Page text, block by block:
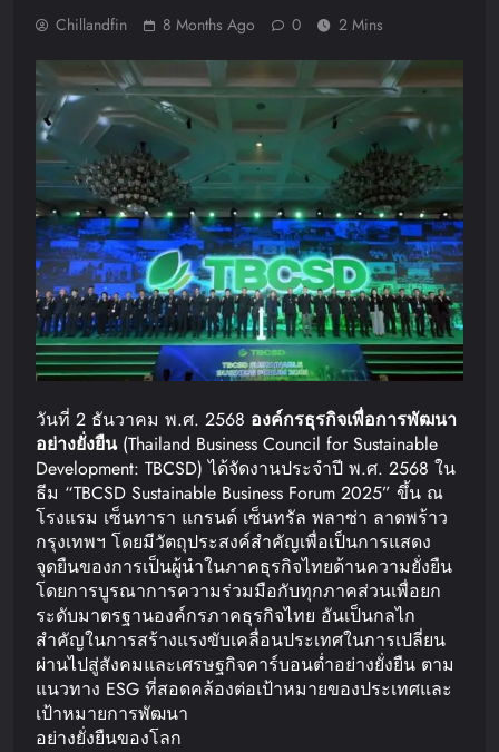
Chillandfin 8 Months Ago 0 2 Mins
วันที่ 2 ธันวาคม พ.ศ. 2568 องค์กรธุรกิจเพื่อการพัฒนา
อย่างยั่งยืน(Thailand Business Council for Sustainable
Development: TBCSD) ได้จัดงานประจำปี พ.ศ. 2568 ใน
ธีม “TBCSD Sustainable Business Forum 2025” ขึ้น ณ
โรงแรม เซ็นทารา แกรนด์ เซ็นทรัล พลาซ่า ลาดพร้าว
กรุงเทพฯ โดยมีวัตถุประสงค์สำคัญเพื่อเป็นการแสดง
จุดยืนของการเป็นผู้นำในภาคธุรกิจไทยด้านความยั่งยืน
โดยการบูรณาการความร่วมมือกับทุกภาคส่วนเพื่อยก
ระดับมาตรฐานองค์กรภาคธุรกิจไทย อันเป็นกลไก
สำคัญในการสร้างแรงขับเคลื่อนประเทศในการเปลี่ยน
ผ่านไปสู่สังคมและเศรษฐกิจคาร์บอนต่ำอย่างยั่งยืน ตาม
แนวทาง ESG ที่สอดคล้องต่อเป้าหมายของประเทศและ
เป้าหมายการพัฒนา
อย่างยั่งยืนของโลก